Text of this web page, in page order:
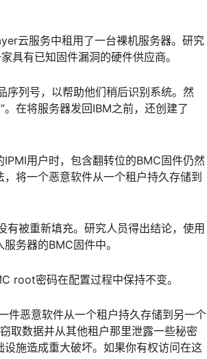
云服务中租用了一台裸机服务器。研究
具有已知固件漏洞的硬件供应商。
序列号，以帮助他们稍后识别系统。然
在将服务器发回IBM之前，还创建了
用户时，包含翻转位的BMC固件仍然
将一个恶意软件从一个租户持久存储到
有被重新填充。研究人员得出结论，使用
务器的BMC固件中。
root密码在配置过程中保持不变。
件恶意软件从一个租户持久存储到另一个
取数据并从其他租户那里泄露一些秘密
施造成重大破坏。如果你有权访问在这